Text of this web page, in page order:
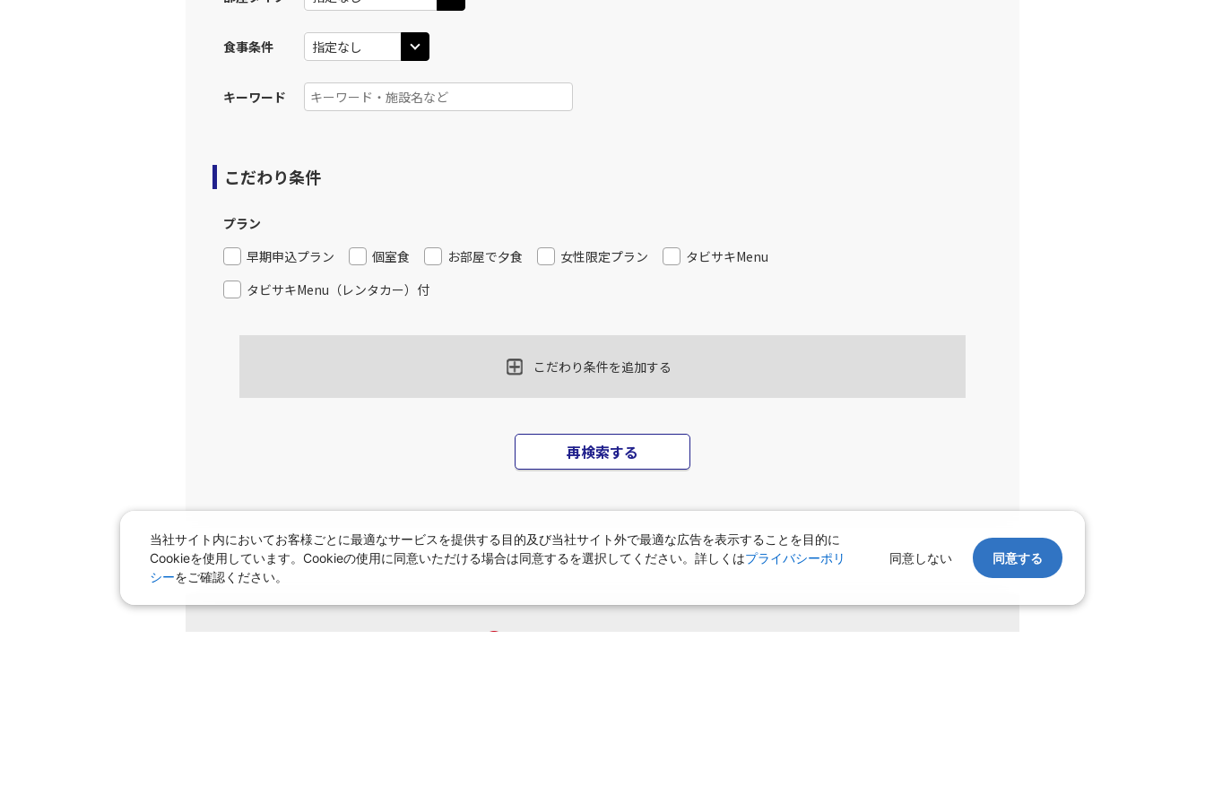
食事条件
キーワード
こだわり条件
プラン
早期申込プラン
個室食 お部屋で夕食 女性限定プラン
タビサキMenu
タビサキMenu（レンタカー）付
こだわり条件を追加する
再検索する
当社サイト内においてお客様ごとに最適なサービスを提供する目的及び当社サイト外で最適な広告を表示することを目的に
Cookieを使用しています。Cookieの使用に同意いただける場合は同意するを選択してください。詳しくはプライバシーポリ
シーをご確認ください。
同意しない 同意する